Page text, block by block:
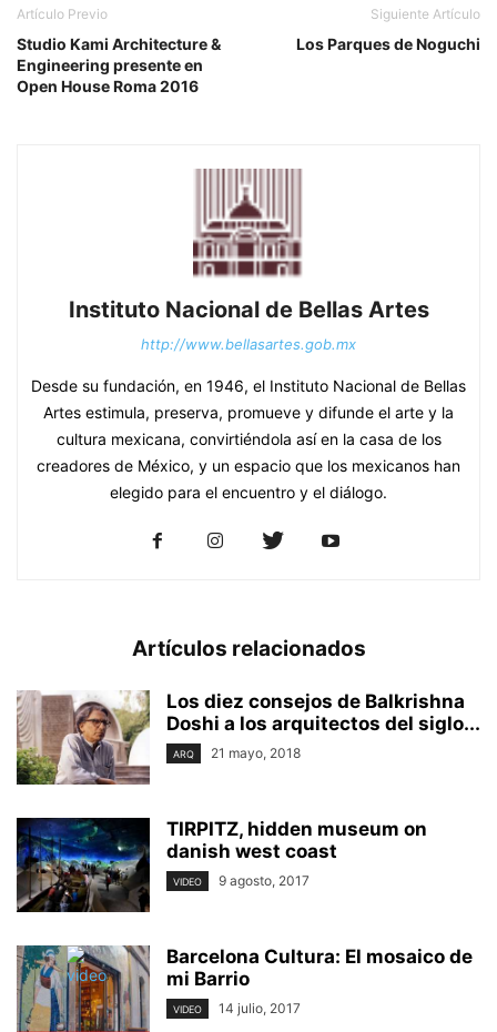
Artículo Previo
Studio Kami Architecture &
Engineering presente en
Open House Roma 2016
Siguiente Artículo
Los Parques de Noguchi
Instituto Nacional de Bellas Artes
http://www.bellasartes.gob.mx
Desde su fundación, en 1946, el Instituto Nacional de Bellas
Artes estimula, preserva, promueve y difunde el arte y la
cultura mexicana, convirtiéndola así en la casa de los
creadores de México, y un espacio que los mexicanos han
elegido para el encuentro y el diálogo.
Artículos relacionados
Los diez consejos de Balkrishna
Doshi a los arquitectos del siglo...
ARQ 21 mayo, 2018
TIRPITZ, hidden museum on
danish west coast
VIDEO 9 agosto, 2017
Barcelona Cultura: El mosaico de
mi Barrio
VIDEO 14 julio, 2017